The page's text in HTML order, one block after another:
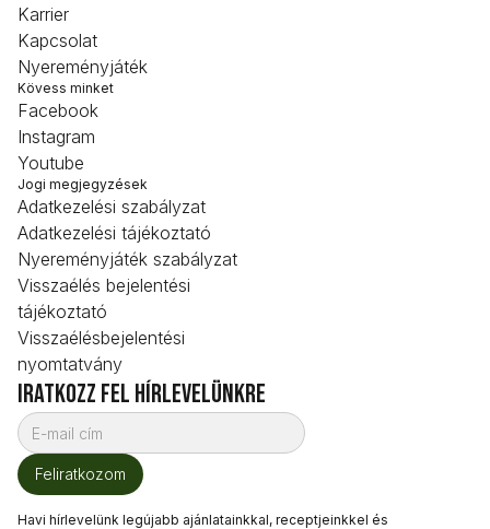
Karrier
Kapcsolat
Nyereményjáték
Kövess minket
Facebook
Instagram
Youtube
Jogi megjegyzések
Adatkezelési szabályzat
Adatkezelési tájékoztató
Nyereményjáték szabályzat
Visszaélés bejelentési
tájékoztató
Visszaélésbejelentési
nyomtatvány
iratkozz fel hírlevelünkre
Havi hírlevelünk legújabb ajánlatainkkal, receptjeinkkel és